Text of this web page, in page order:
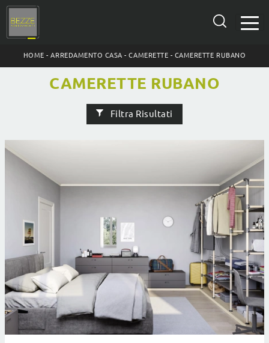
HOME -ARREDAMENTO CASA -CAMERETTE - CAMERETTE RUBANO
CAMERETTE RUBANO
Filtra Risultati